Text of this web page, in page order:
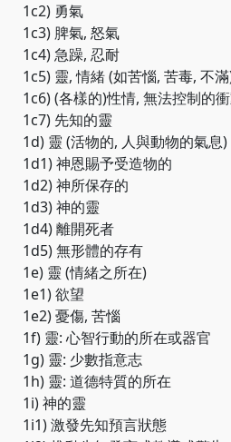
1c2) 勇氣
1c3) 脾氣, 怒氣
1c4) 急躁, 忍耐
1c5) 靈, 情緒 (如苦惱, 苦毒, 不
1c6) (各樣的)性情, 無法控制的
1c7) 先知的靈
1d) 靈 (活物的, 人與動物的氣息)
1d1) 神恩賜予受造物的
1d2) 神所保存的
1d3) 神的靈
1d4) 離開死者
1d5) 無形體的存有
1e) 靈 (情緒之所在)
1e1) 欲望
1e2) 憂傷, 苦惱
1f) 靈: 心智行動的所在或器官
1g) 靈: 少數指意志
1h) 靈: 道德特質的所在
1i) 神的靈
1i1) 激發先知預言狀態